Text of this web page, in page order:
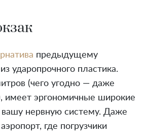
предыдущему
ударопрочного пластика.
(чего угодно — даже
имеет эргономичные широкие
нервную систему. Даже
где погрузчики